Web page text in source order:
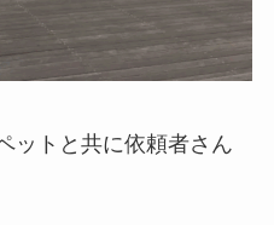
ットと共に依頼者さん